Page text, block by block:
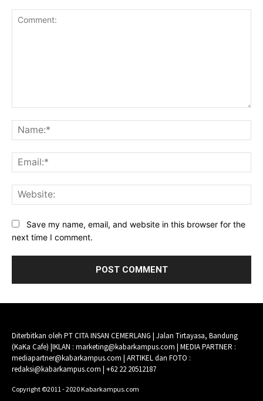
Save my name, email, and website in this browser for the
next time I comment.
Diterbitkan oleh PT CITA INSAN CEMERLANG | Jalan Tirtayasa, Bandung
(KaKa Cafe) |IKLAN : marketing@kabarkampus.com | MEDIA PARTNER :
mediapartner@kabarkampus.com | ARTIKEL dan FOTO :
redaksi@kabarkampus.com | +62 22 20512187
Copyright ©2011 - 2020 Kabarkampus.com